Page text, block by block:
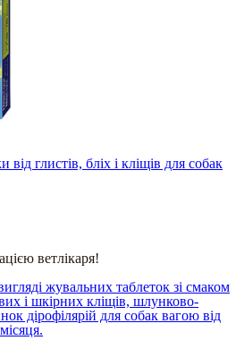
глистів, бліх і кліщів для собак
ветлікаря!
жувальних таблеток зі смаком
і шкірних кліщів, шлунково-
дірофілярій для собак вагою від